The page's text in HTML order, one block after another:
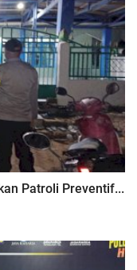
Patroli Preventif...